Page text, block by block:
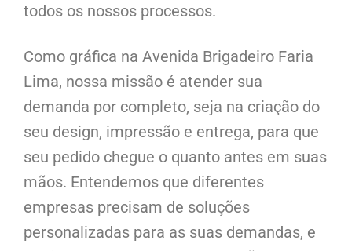
todos os nossos processos.
Como gráfica na Avenida Brigadeiro Faria
Lima, nossa missão é atender sua
demanda por completo, seja na criação do
seu design, impressão e entrega, para que
seu pedido chegue o quanto antes em suas
mãos. Entendemos que diferentes
empresas precisam de soluções
personalizadas para as suas demandas, e